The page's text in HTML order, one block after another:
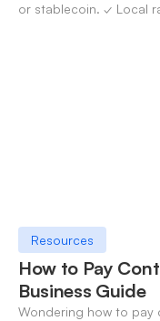
or stablecoin. ✓ Local
Resources
How to Pay
Business Guide
Wondering how to pay